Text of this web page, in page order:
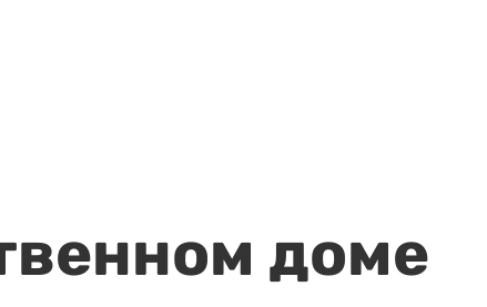
доме